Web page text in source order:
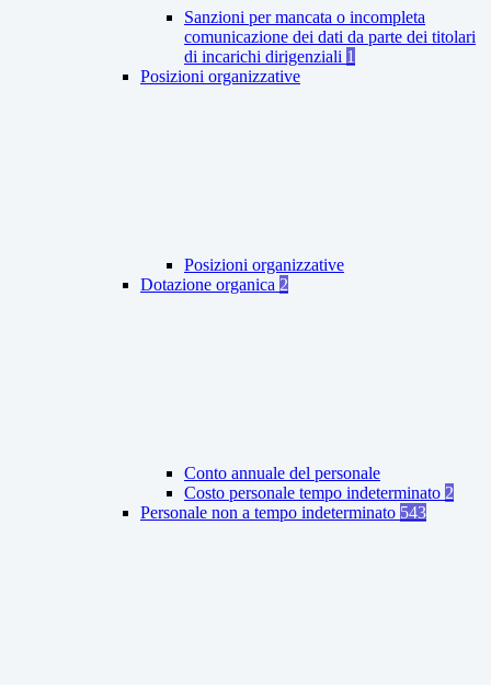
Sanzioni per mancata o incompleta
comunicazione dei dati da parte dei titolari
di incarichi dirigenziali 1
Posizioni organizzative
Posizioni organizzative
Dotazione organica 2
Conto annuale del personale
Costo personale tempo indeterminato 2
Personale non a tempo indeterminato 543